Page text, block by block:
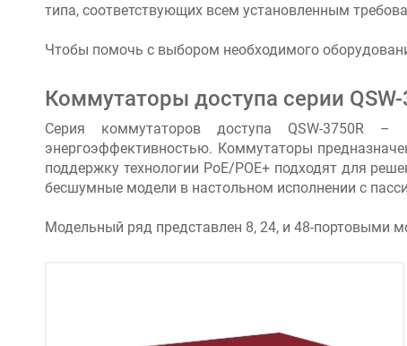
типа, соответствующих всем установленным
Чтобы помочь с выбором необходимого
Коммутаторы доступа серии
Серия коммутаторов доступа QSW-3750R –
энергоэффективностью. Коммутаторы
поддержку технологии РоЕ/РОЕ+ подходят для
бесшумные модели в настольном исполнении с
Модельный ряд представлен 8, 24, и 48-портовыми